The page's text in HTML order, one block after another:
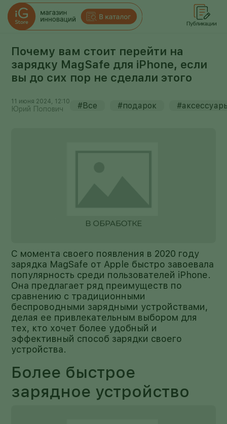
Почему вам стоит перейти на
зарядку MagSafe для iPhone, если
вы до сих пор не сделали этого
11 июня 2024, 12:10
Юрий Попович #Все #подарок
С момента своего появления в 2020 году
зарядка MagSafe от Apple быстро завоевала
популярность среди пользователей iPhone.
Она предлагает ряд преимуществ по
сравнению с традиционными
беспроводными зарядными устройствами,
делая ее привлекательным выбором для
тех, кто хочет более удобный и
эффективный способ зарядки своего
устройства.
Более быстрое
зарядное устройство